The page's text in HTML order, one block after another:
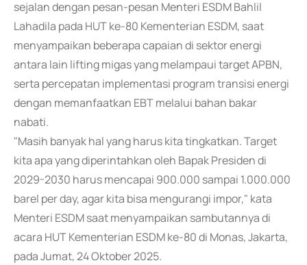
sejalan dengan pesan-pesan Menteri ESDM Bahlil
Lahadila pada HUT ke-80 Kementerian ESDM, saat
menyampaikan beberapa capaian di sektor energi
antara lain lifting migas yang melampaui target APBN,
serta percepatan implementasi program transisi energi
dengan memanfaatkan EBT melalui bahan bakar
nabati.
"Masih banyak hal yang harus kita tingkatkan. Target
kita apa yang diperintahkan oleh Bapak Presiden di
2029-2030 harus mencapai 900.000 sampai 1.000.000
barel per day, agar kita bisa mengurangi impor," kata
Menteri ESDM saat menyampaikan sambutannya di
acara HUT Kementerian ESDM ke-80 di Monas, Jakarta,
pada Jumat, 24 Oktober 2025.